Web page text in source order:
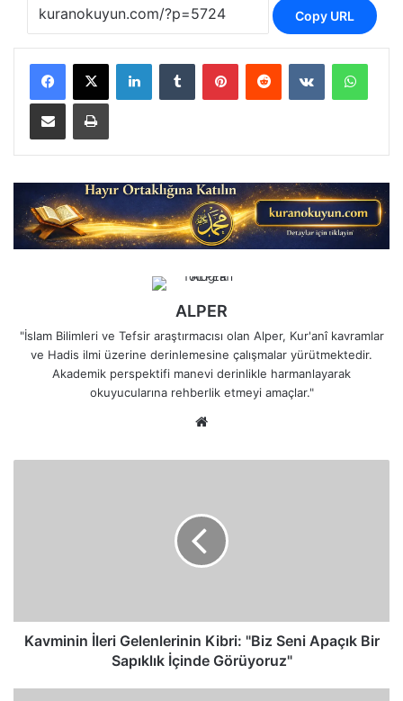
Copy URL
LinkedInTumblr PinterestReddit VKontakte
E-Posta ile paylaş Yazdır
ALPER
"İslam Bilimleri ve Tefsir araştırmacısı olan Alper, Kur'anî kavramlar
ve Hadis ilmi üzerine derinlemesine çalışmalar yürütmektedir.
Akademik perspektifi manevi derinlikle harmanlayarak
okuyucularına rehberlik etmeyi amaçlar."
Sapıklık
İçinde
Kavminin İleri Gelenlerinin Kibri: "Biz Seni Apaçık Bir
Sapıklık İçinde Görüyoruz"